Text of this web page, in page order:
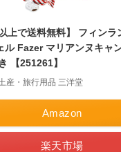
上で送料無料】 フィンラ
ル Fazer マリアンヌキャ
【251261】
産・旅行用品 三洋堂
Amazon
楽天市場